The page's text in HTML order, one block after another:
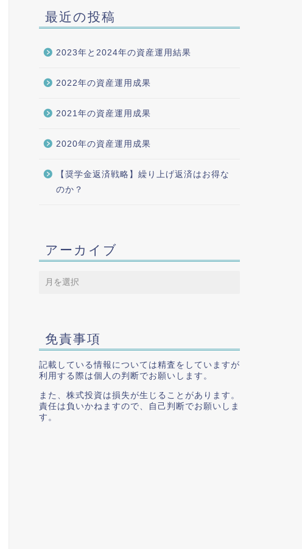
最近の投稿
2023年と2024年の資産運用結果
2022年の資産運用成果
2021年の資産運用成果
2020年の資産運用成果
【奨学金返済戦略】繰り上げ返済はお得な
のか？
アーカイブ
免責事項
記載している情報については精査をしていますが
利用する際は個人の判断でお願いします。
また、株式投資は損失が生じることがあります。
責任は負いかねますので、自己判断でお願いしま
す。